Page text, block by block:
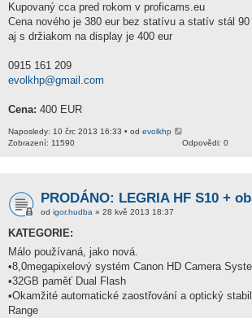
Kupovaný cca pred rokom v proficams.eu
Cena nového je 380 eur bez statívu a statív stál
aj s držiakom na display je 400 eur
0915 161 209
evolkhp@gmail.com
Cena: 400 EUR
Naposledy: 10 črc 2013 16:33 • od evolkhp
Odpovědi: 0
Zobrazení: 11590
PRODÁNO: LEGRIA HF S10 +
od igor.hudba » 28 kvě 2013 18:37
KATEGORIE:
Málo používaná, jako nová.
•8,0megapixelový systém Canon HD Camera
•32GB paměť Dual Flash
•Okamžité automatické zaostřování a optický
Range